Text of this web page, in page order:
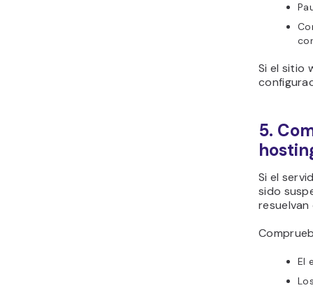
Si el sitio
5.
Si el
sido
El